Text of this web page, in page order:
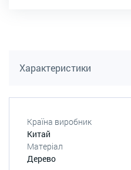
Характеристики
Країна виробник
Китай
Матеріал
Дерево